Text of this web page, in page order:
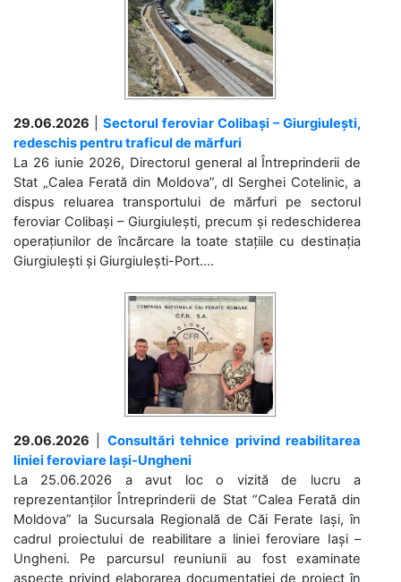
29.06.2026
Sectorul feroviar Colibași – Giurgiulești,
redeschis pentru traficul de mărfuri
La 26 iunie 2026, Directorul general al Întreprinderii de
Stat „Calea Ferată din Moldova”, dl Serghei Cotelinic, a
dispus reluarea transportului de mărfuri pe sectorul
feroviar Colibași – Giurgiulești, precum și redeschiderea
operațiunilor de încărcare la toate stațiile cu destinația
Giurgiulești și Giurgiulești-Port....
29.06.2026
Consultări tehnice privind reabilitarea
liniei feroviare Iași-Ungheni
La 25.06.2026 a avut loc o vizită de lucru a
reprezentanților Întreprinderii de Stat ”Calea Ferată din
Moldova” la Sucursala Regională de Căi Ferate Iași, în
cadrul proiectului de reabilitare a liniei feroviare Iași –
Ungheni. Pe parcursul reuniunii au fost examinate
aspecte privind elaborarea documentației de proiect în